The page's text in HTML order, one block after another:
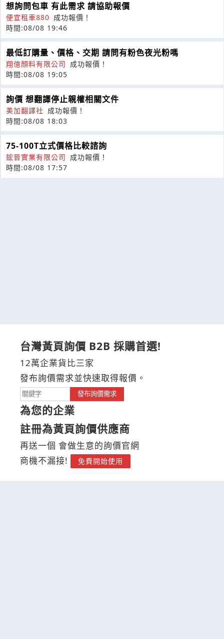
想詢問包車 有此需求 請協助報價
便宜租車880 成功報價！
時間:08/08 19:46
最低訂購量、價格、交期 請問有粉色夜光粉嗎
翔億顏料有限公司 成功報價！
時間:08/08 19:05
詢價 想翻譯停止親權相關文件
美加翻譯社 成功報價！
時間:08/08 18:03
75-100T立式價格比較諮詢
鋐晉實業有限公司 成功報價！
時間:08/08 17:57
台灣黃頁詢價 B2B 採購首選!
12萬企業貨比三家
發布詢價需求並快速取得報價。
發布詢價需求
為您的企業
註冊為黃頁詢價供應商
再送一個 會做生意的詢價官網
商機不漏接!
免費開始使用